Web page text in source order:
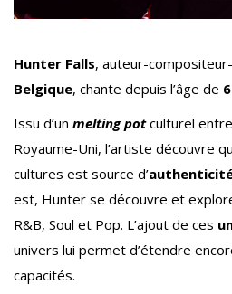
Hunter Falls, auteur-
Belgique, chante depuis l’âge de
Issu d’un melting potculturel
Royaume-Uni, l’artiste découvre
cultures est source d’
est, Hunter se découvre et
R&B, Soul et Pop. L’ajout de ces
univers lui permet d’étendre
capacités.